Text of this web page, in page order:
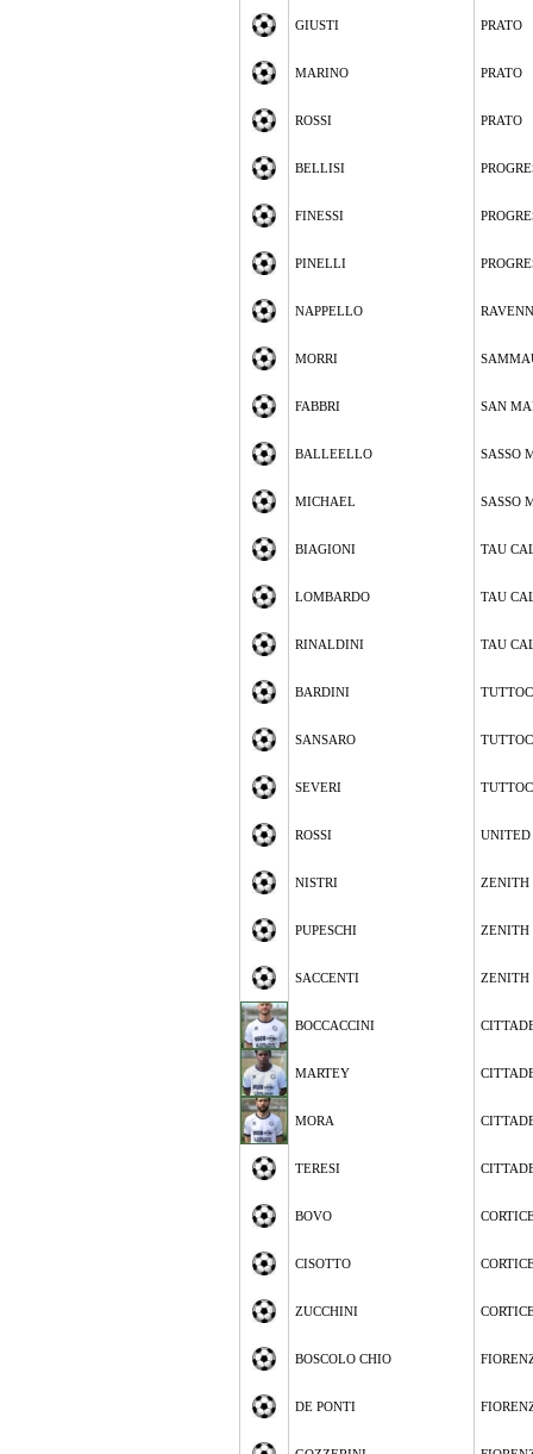
GIUSTI PRATO
MARINO PRATO
ROSSI PRATO
BELLISI
FINESSI
PINELLI
NAPPELLO
MORRI
FABBRI SAN
BALLEELLO SASSO
MICHAEL SASSO
BIAGIONI TAU
LOMBARDO TAU
RINALDINI TAU
BARDINI
SANSARO
SEVERI
ROSSI UNITED
NISTRI ZENITH
PUPESCHI ZENITH
SACCENTI ZENITH
BOCCACCINI
MARTEY
MORA
TERESI
BOVO
CISOTTO
ZUCCHINI
BOSCOLO CHIO
DE PONTI